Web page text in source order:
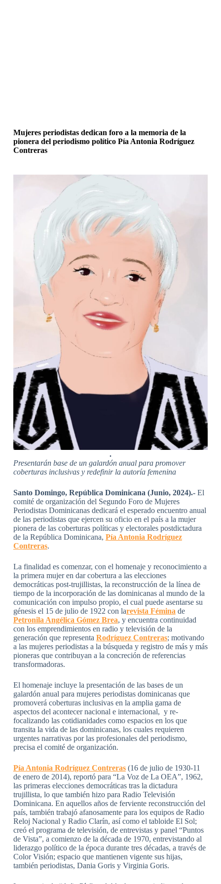
Mujeres periodistas dedican foro a la memoria de la
pionera del periodismo político Pía Antonia Rodríguez
Contreras
.
Presentarán base de un galardón anual para promover
coberturas inclusivas y redefinir la autoría femenina
Santo Domingo, República Dominicana (Junio, 2024).- El
comité de organización del Segundo Foro de Mujeres
Periodistas Dominicanas dedicará el esperado encuentro anual
de las periodistas que ejercen su oficio en el país a la mujer
pionera de las coberturas políticas y electorales postdictadura
de la República Dominicana, Pía Antonia Rodríguez
Contreras.
La finalidad es comenzar, con el homenaje y reconocimiento a
la primera mujer en dar cobertura a las elecciones
democráticas post-trujillistas, la reconstrucción de la línea de
tiempo de la incorporación de las dominicanas al mundo de la
comunicación con impulso propio, el cual puede asentarse su
génesis el 15 de julio de 1922 con larevista Fémina de
Petronila Angélica Gómez Brea, y encuentra continuidad
con los emprendimientos en radio y televisión de la
generación que representa Rodríguez Contreras; motivando
a las mujeres periodistas a la búsqueda y registro de más y más
pioneras que contribuyan a la concreción de referencias
transformadoras.
El homenaje incluye la presentación de las bases de un
galardón anual para mujeres periodistas dominicanas que
promoverá coberturas inclusivas en la amplia gama de
aspectos del acontecer nacional e internacional, y re-
focalizando las cotidianidades como espacios en los que
transita la vida de las dominicanas, los cuales requieren
urgentes narrativas por las profesionales del periodismo,
precisa el comité de organización.
Pía Antonia Rodríguez Contreras(16 de julio de 1930-11
de enero de 2014), reportó para “La Voz de La OEA”, 1962,
las primeras elecciones democráticas tras la dictadura
trujillista, lo que también hizo para Radio Televisión
Dominicana. En aquellos años de ferviente reconstrucción del
país, también trabajó afanosamente para los equipos de Radio
Reloj Nacional y Radio Clarín, así como el tabloide El Sol;
creó el programa de televisión, de entrevistas y panel “Puntos
de Vista”, a comienzo de la década de 1970, entrevistando al
liderazgo político de la época durante tres décadas, a través de
Color Visión; espacio que mantienen vigente sus hijas,
también periodistas, Dania Goris y Virginia Goris.